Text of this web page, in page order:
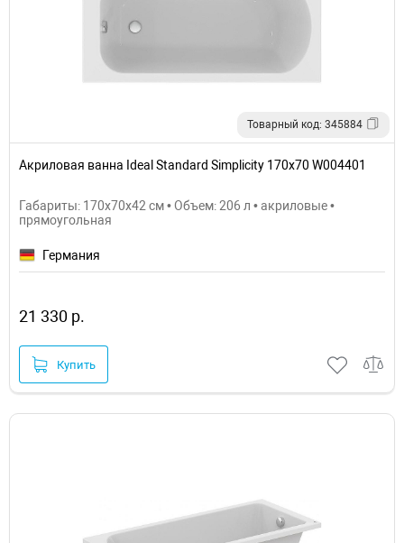
Товарный код: 345884
Акриловая ванна Ideal Standard Simplicity 170x70 W004401
Габариты: 170x70x42 см • Объем: 206 л • акриловые •
прямоугольная
Германия
21 330 р.
Купить